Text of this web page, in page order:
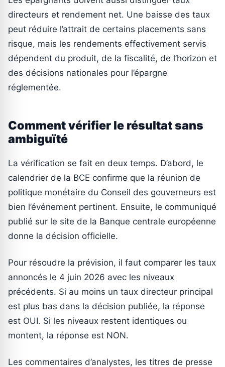
directeurs et rendement net. Une baisse des taux
peut réduire l’attrait de certains placements sans
risque, mais les rendements effectivement servis
dépendent du produit, de la fiscalité, de l’horizon et
des décisions nationales pour l’épargne
réglementée.
Comment vérifier le résultat sans
ambiguïté
La vérification se fait en deux temps. D’abord, le
calendrier de la BCE confirme que la réunion de
politique monétaire du Conseil des gouverneurs est
bien l’événement pertinent. Ensuite, le communiqué
publié sur le site de la Banque centrale européenne
donne la décision officielle.
Pour résoudre la prévision, il faut comparer les taux
annoncés le 4 juin 2026 avec les niveaux
précédents. Si au moins un taux directeur principal
est plus bas dans la décision publiée, la réponse
est OUI. Si les niveaux restent identiques ou
montent, la réponse est NON.
Les commentaires d’analystes, les titres de presse